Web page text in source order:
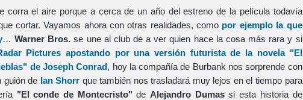
corra el aire porque a cerca de un año del estreno de la película todavía
cortar. Vayamos ahora con otras realidades, como por ejemplo la que
…Warner Bros.se une al club de a ver quien hace la cosa más rara y si
Pictures apostando por una versión futurista de la novela "El
de Joseph Conrad, hoy la compañía de Burbank nos sorprende con
guión de Ian Shorr que también nos trasladará muy lejos en el tiempo para
"El conde de Montecristo" deAlejandro Dumassi esta historia de